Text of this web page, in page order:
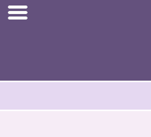
ไทย
Kostenlos anmelden